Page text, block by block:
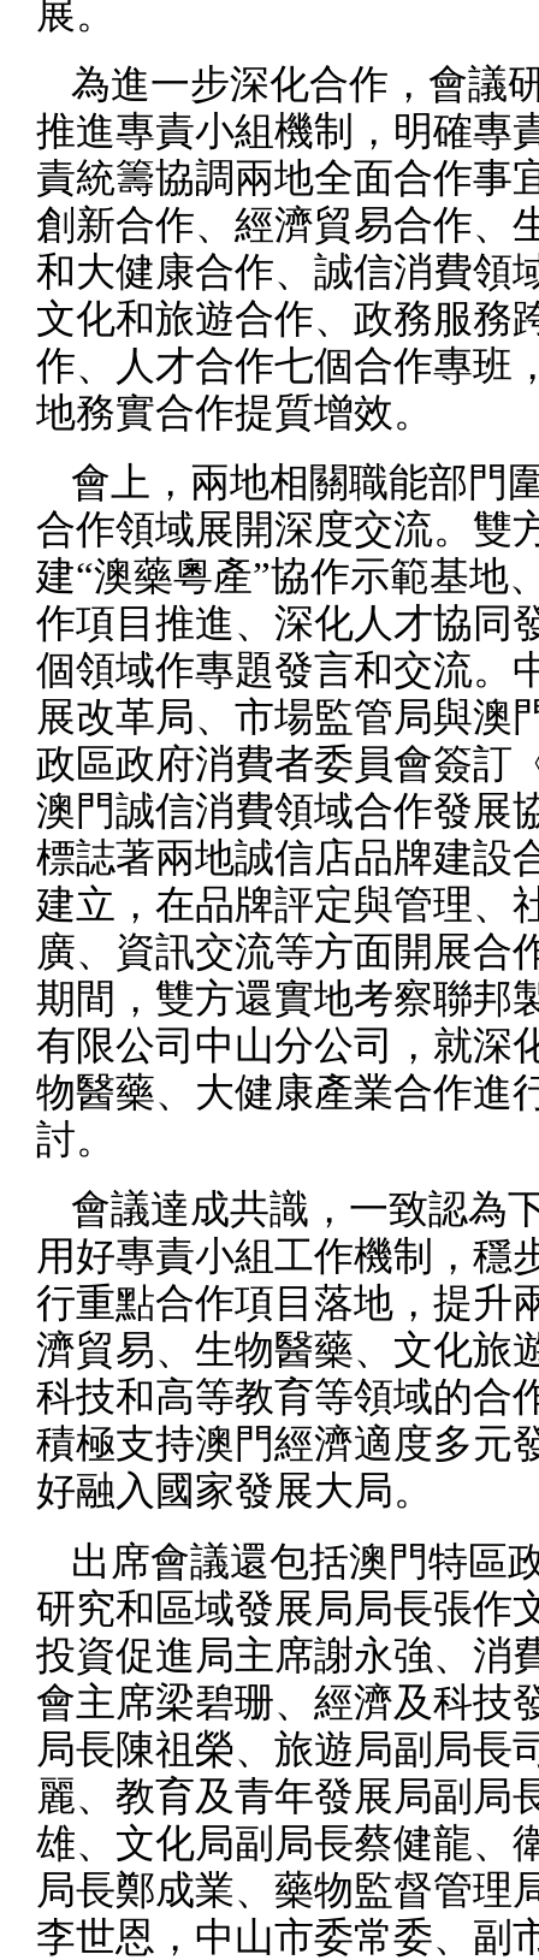
展。
為進一步深化合作，會議
推進專責小組機制，明確專
責統籌協調兩地全面合作事
創新合作、經濟貿易合作、
和大健康合作、誠信消費領
文化和旅遊合作、政務服務
作、人才合作七個合作專班
地務實合作提質增效。
會上，兩地相關職能部門
合作領域展開深度交流。雙
建“澳藥粵產”協作示範基地
作項目推進、深化人才協同
個領域作專題發言和交流。
展改革局、市場監管局與澳
政區政府消費者委員會簽訂
澳門誠信消費領域合作發展
標誌著兩地誠信店品牌建設
建立，在品牌評定與管理、
廣、資訊交流等方面開展合
期間，雙方還實地考察聯邦
有限公司中山分公司，就深
物醫藥、大健康產業合作進
討。
會議達成共識，一致認為
用好專責小組工作機制，穩
行重點合作項目落地，提升
濟貿易、生物醫藥、文化旅
科技和高等教育等領域的合
積極支持澳門經濟適度多元
好融入國家發展大局。
出席會議還包括澳門特區
研究和區域發展局局長張作
投資促進局主席謝永強、消
會主席梁碧珊、經濟及科技
局長陳祖榮、旅遊局副局長
麗、教育及青年發展局副局
雄、文化局副局長蔡健龍、
局長鄭成業、藥物監督管理
李世恩，中山市委常委、副